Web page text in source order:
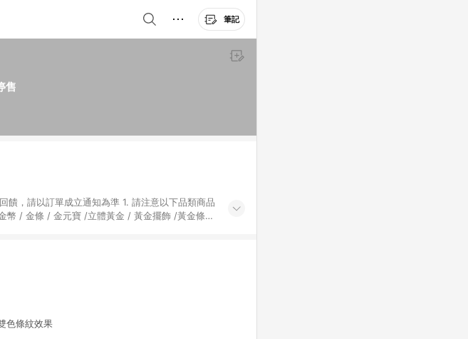
筆記
售
立通知為準 1. 請注意以下品類商品
幣 / 金條 / 金元寶 /立體黃金 / 黃金擺飾 /黃金條
店」及顯示商店名稱者(指定活動店家除外) 3. 訂
條紋效果